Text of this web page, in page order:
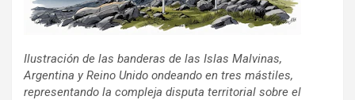
Ilustración de las banderas de las Islas Malvinas,
Argentina y Reino Unido ondeando en tres mástiles,
representando la compleja disputa territorial sobre el